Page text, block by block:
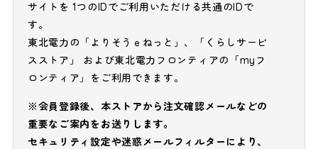
サイトを 1つのIDでご利用いただける共通のIDで
す。
東北電力の「よりそうｅねっと」、「くらしサービ
スストア」 および東北電力フロンティアの「myフ
ロンティア」をご利用できます。
※会員登録後、本ストアから注文確認メールなどの
重要なご案内をお送りします。
セキュリティ設定や迷惑メールフィルターにより、